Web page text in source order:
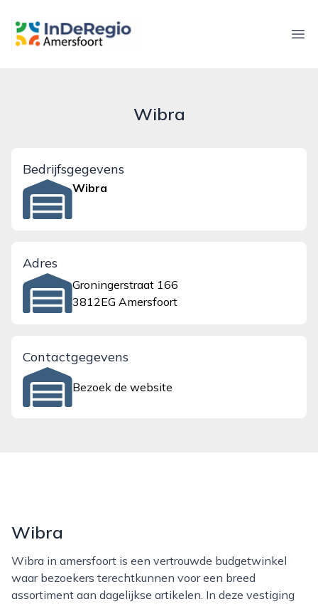
inderegioamersfoort.nl
Wibra
Bedrijfsgegevens
Wibra
Adres
Groningerstraat 166
3812EG Amersfoort
Contactgegevens
Bezoek de website
Wibra
Wibra in amersfoort is een vertrouwde budgetwinkel
waar bezoekers terechtkunnen voor een breed
assortiment aan dagelijkse artikelen. In deze vestiging